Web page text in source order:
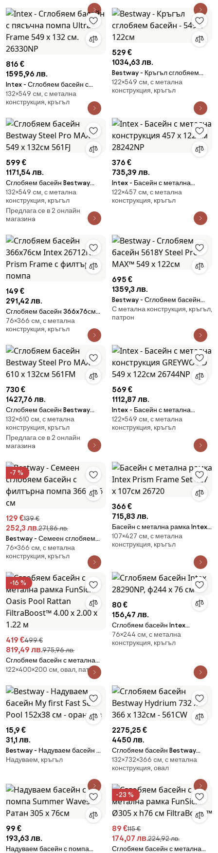
816 €
1595,96 лв.
Intex - Сглобяем басейн с
пясъчна помпа Ultra Frame 549
х 132 см. 26330NP
132×549 cм, с метална
конструкция, кръгъл
529 €
1034,63 лв.
Bestway - Кръгъл сглобяем
басейн - 549 х 122см
122×549 cм, с метална
конструкция, кръгъл
599 €
1171,54 лв.
Сглобяем басейн Bestway
Steel Pro MAX™ 549 х 132см
561FJ
132×549 cм, с метална
конструкция, кръгъл
Предлага се в 2 онлайн
магазинa
376 €
735,39 лв.
Intex - Басейн с метална
конструкция 457 х 122 см
28242NP
122×457 cм, с метална
конструкция, кръгъл
149 €
291,42 лв.
Сглобяем басейн 366x76см
Intex 26712NP Prism Frame с
филтърна помпа
76×366 cм, с метална
конструкция, кръгъл
695 €
1359,3 лв.
Bestway - Сглобяем басейн
5618Y Steel Pro MAX™ 549 x
122см
С метална конструкция, кръгъл,
патрон
730 €
1427,76 лв.
Сглобяем басейн Bestway
Steel Pro MAX™ 610 х 132см
561FM
132×610 cм, с метална
конструкция, кръгъл
Предлага се в 2 онлайн
магазинa
569 €
1112,87 лв.
Intex - Басейн с метална
конструкция GREYWOOD 549 х
122см 26744NP
122×549 cм, с метална
конструкция, кръгъл
-7 %
129 €139 €
252,3 лв.271,86 лв.
Bestway - Семеен сглобяем
басейн с филтърна помпа 366
х 76 см
76×366 cм, с метална
конструкция, кръгъл
366 €
715,83 лв.
Басейн с метална рамка Intex
Prism Frame Set 427 х 107см
26720
107×427 cм, с метална
конструкция, кръгъл
-16 %
419 €499 €
819,49 лв.975,96 лв.
Сглобяем басейн с метална
рамка FunSicle Oasis Pool
Rattan FiltraBoost™ 4.00 x
2.00 x 1.22 м
122×400×200 cм, овал, патрон
80 €
156,47 лв.
Сглобяем басейн Intex
28290NP, ф244 х 76 см
76×244 cм, с метална
конструкция, кръгъл
15,9 €
31,1 лв.
Bestway - Надуваем басейн My
first Fast Set Pool 152x38 см -
Надуваем, кръгъл
2275,25 €
4450 лв.
Сглобяем басейн Bestway
Hydrium 732 x 366 x 132см -
561CW
132×732×366 cм, с метална
конструкция, овал
99 €
193,63 лв.
Надуваем басейн с помпа
-23 %
89 €115 €
174,07 лв.224,92 лв.
Сглобяем басейн с метална